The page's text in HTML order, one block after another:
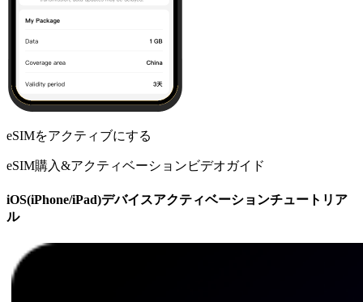
eSIMをアクティブにする
eSIM購入&アクティベーションビデオガイド
iOS(iPhone/iPad)デバイスアクティベーションチュートリア
ル